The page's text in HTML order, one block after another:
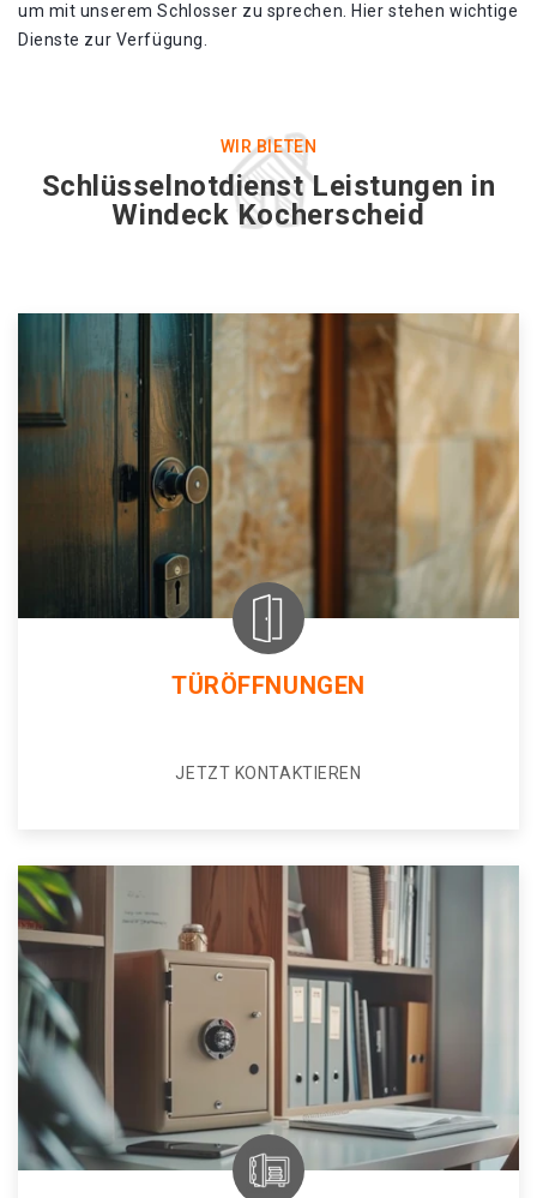
um mit unserem Schlosser zu sprechen. Hier stehen wichtige
Dienste zur Verfügung.
WIR BIETEN
Schlüsselnotdienst Leistungen in
Windeck Kocherscheid
TÜRÖFFNUNGEN
JETZT KONTAKTIEREN